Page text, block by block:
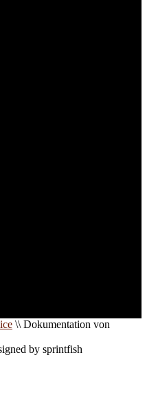
\\ Dokumentation von
by sprintfish